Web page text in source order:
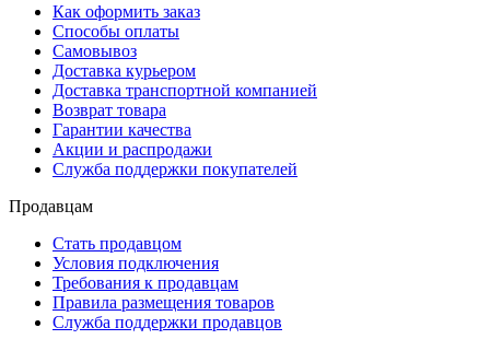
Как оформить заказ
Способы оплаты
Самовывоз
Доставка курьером
Доставка транспортной компанией
Возврат товара
Гарантии качества
Акции и распродажи
Служба поддержки покупателей
Продавцам
Стать продавцом
Условия подключения
Требования к продавцам
Правила размещения товаров
Служба поддержки продавцов